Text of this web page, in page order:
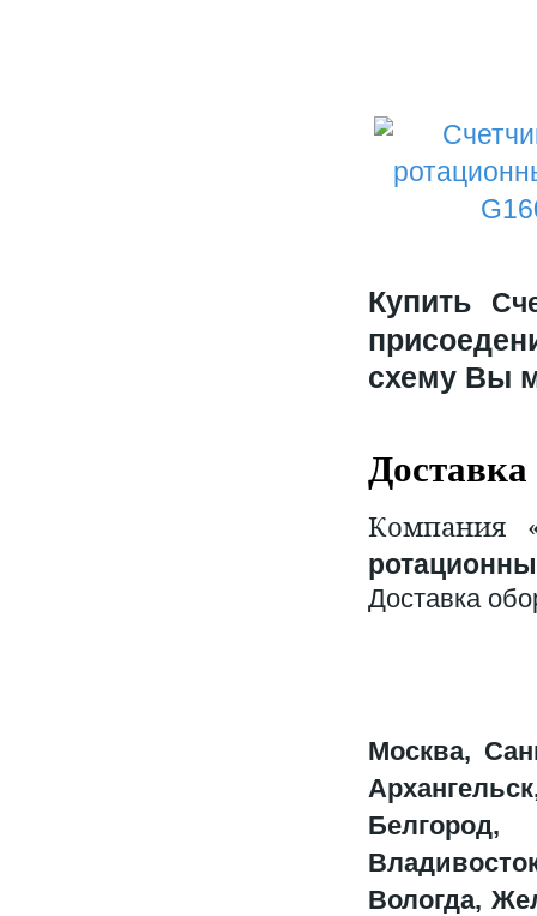
Купить
схему Вы
Доставка
Компания
Доставка
Москва,
Вологда,